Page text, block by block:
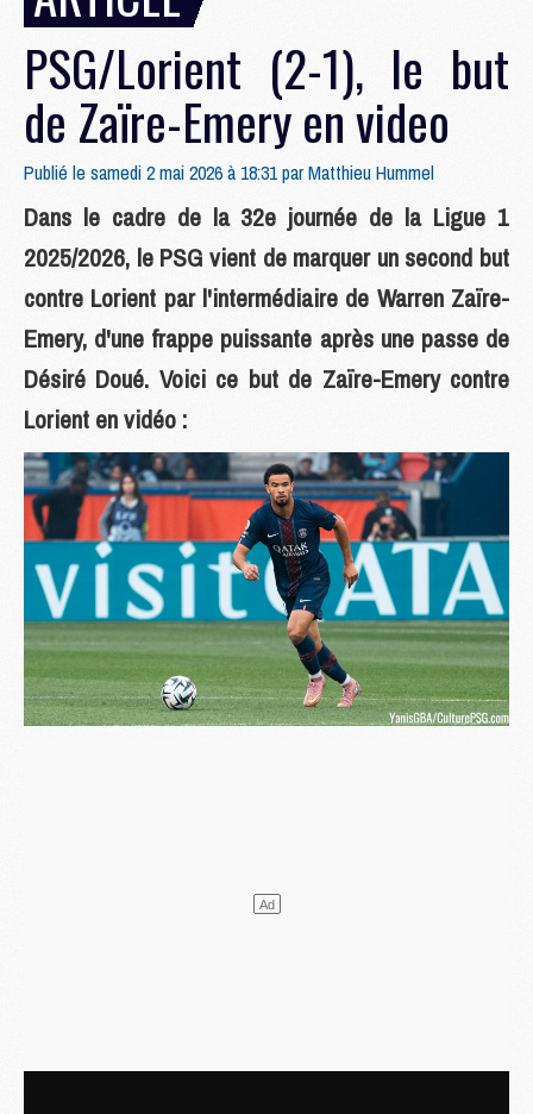
PSG/Lorient (2-1), le but
de Zaïre-Emery en video
Publié le samedi 2 mai 2026 à 18:31 parMatthieu Hummel
Dans le cadre de la 32e journée de la Ligue 1
2025/2026, le PSG vient de marquer un second but
contre Lorient par l'intermédiaire de Warren Zaïre-
Emery, d'une frappe puissante après une passe de
Désiré Doué. Voici ce but de Zaïre-Emery contre
Lorient en vidéo :